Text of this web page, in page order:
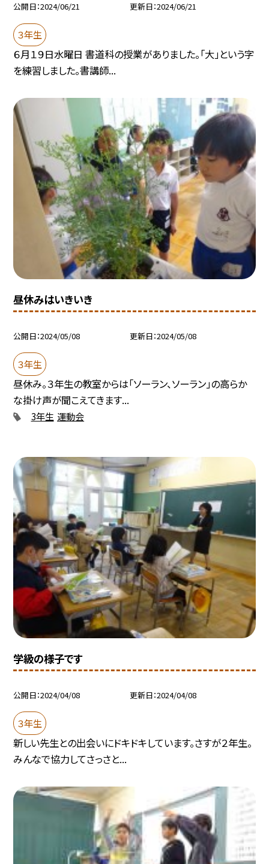
公開日 2024/06/21 更新日 2024/06/21
３年生
６月１９日水曜日 書道科の授業がありました。「大」という字
を練習しました。書講師...
昼休みはいきいき
公開日 2024/05/08 更新日 2024/05/08
３年生
昼休み。３年生の教室からは「ソーラン、ソーラン」の高らか
な掛け声が聞こえてきます...
3年生 運動会
学級の様子です
公開日 2024/04/08 更新日 2024/04/08
３年生
新しい先生との出会いにドキドキしています。さすが２年生。
みんなで協力してさっさと...